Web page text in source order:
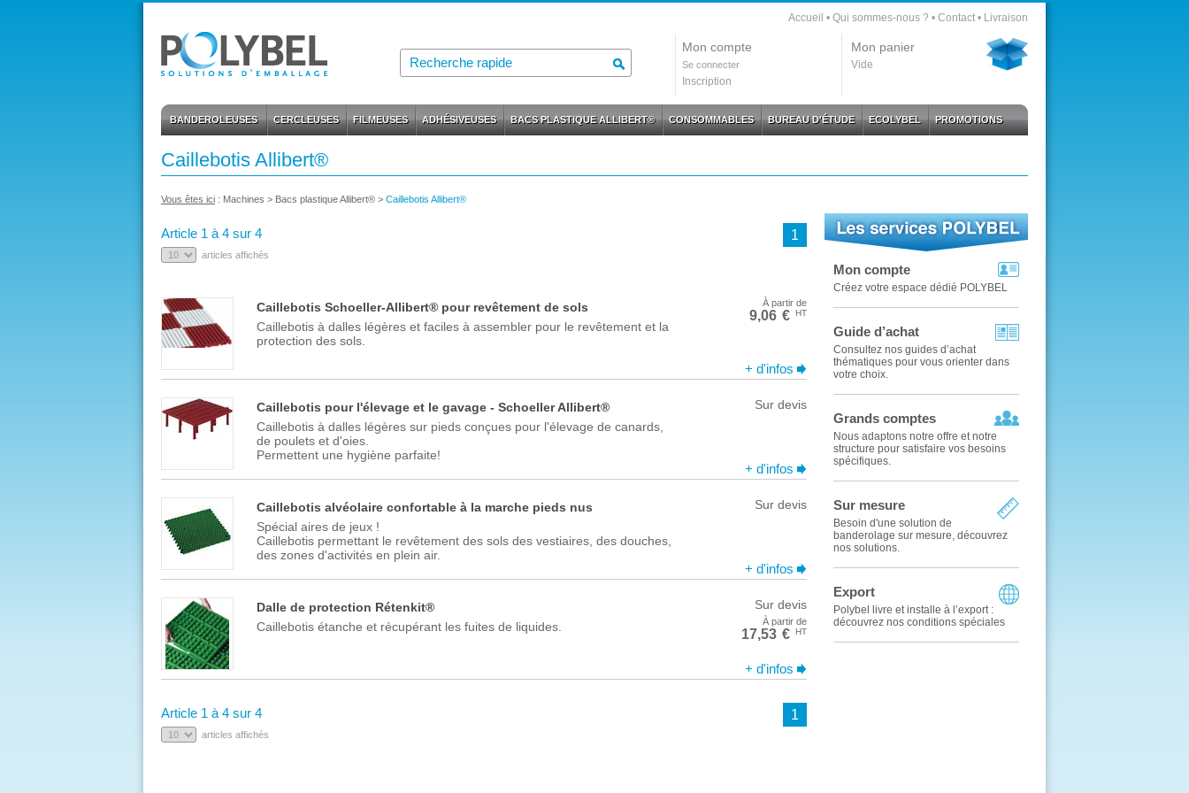
Accueil • Qui sommes-nous ? • Contact • Livraison
Mon panier
Vide
Mon compte
Se connecter
Inscription
BANDEROLEUSES CERCLEUSES FILMEUSES ADHÉSIVEUSES BACS PLASTIQUE ALLIBERT® CONSOMMABLES BUREAU D'ÉTUDE ECOLYBEL PROMOTIONS
Caillebotis Allibert®
Vous êtes ici : Machines > Bacs plastique Allibert® > Caillebotis Allibert®
Mon compte
Créez votre espace dédié POLYBEL
Guide d’achat
Consultez nos guides d’achat
thématiques pour vous orienter dans
votre choix.
Grands comptes
Nous adaptons notre offre et notre
structure pour satisfaire vos besoins
spécifiques.
Sur mesure
Besoin d'une solution de
banderolage sur mesure, découvrez
nos solutions.
Export
Polybel livre et installe à l’export :
découvrez nos conditions spéciales
Article 1 à 4 sur 4 1
articles affichés
Caillebotis Schoeller-Allibert® pour revêtement de sols
Caillebotis à dalles légères et faciles à assembler pour le revêtement et la
protection des sols.
À partir de
9,06 € HT
+ d'infos
Caillebotis pour l'élevage et le gavage - Schoeller Allibert®
Caillebotis à dalles légères sur pieds conçues pour l'élevage de canards,
de poulets et d'oies.
Permettent une hygiène parfaite!
Sur devis
+ d'infos
Caillebotis alvéolaire confortable à la marche pieds nus
Spécial aires de jeux !
Caillebotis permettant le revêtement des sols des vestiaires, des douches,
des zones d'activités en plein air.
Sur devis
+ d'infos
Dalle de protection Rétenkit®
Caillebotis étanche et récupérant les fuites de liquides.
Sur devis
À partir de
17,53 € HT
+ d'infos
Article 1 à 4 sur 4 1
articles affichés